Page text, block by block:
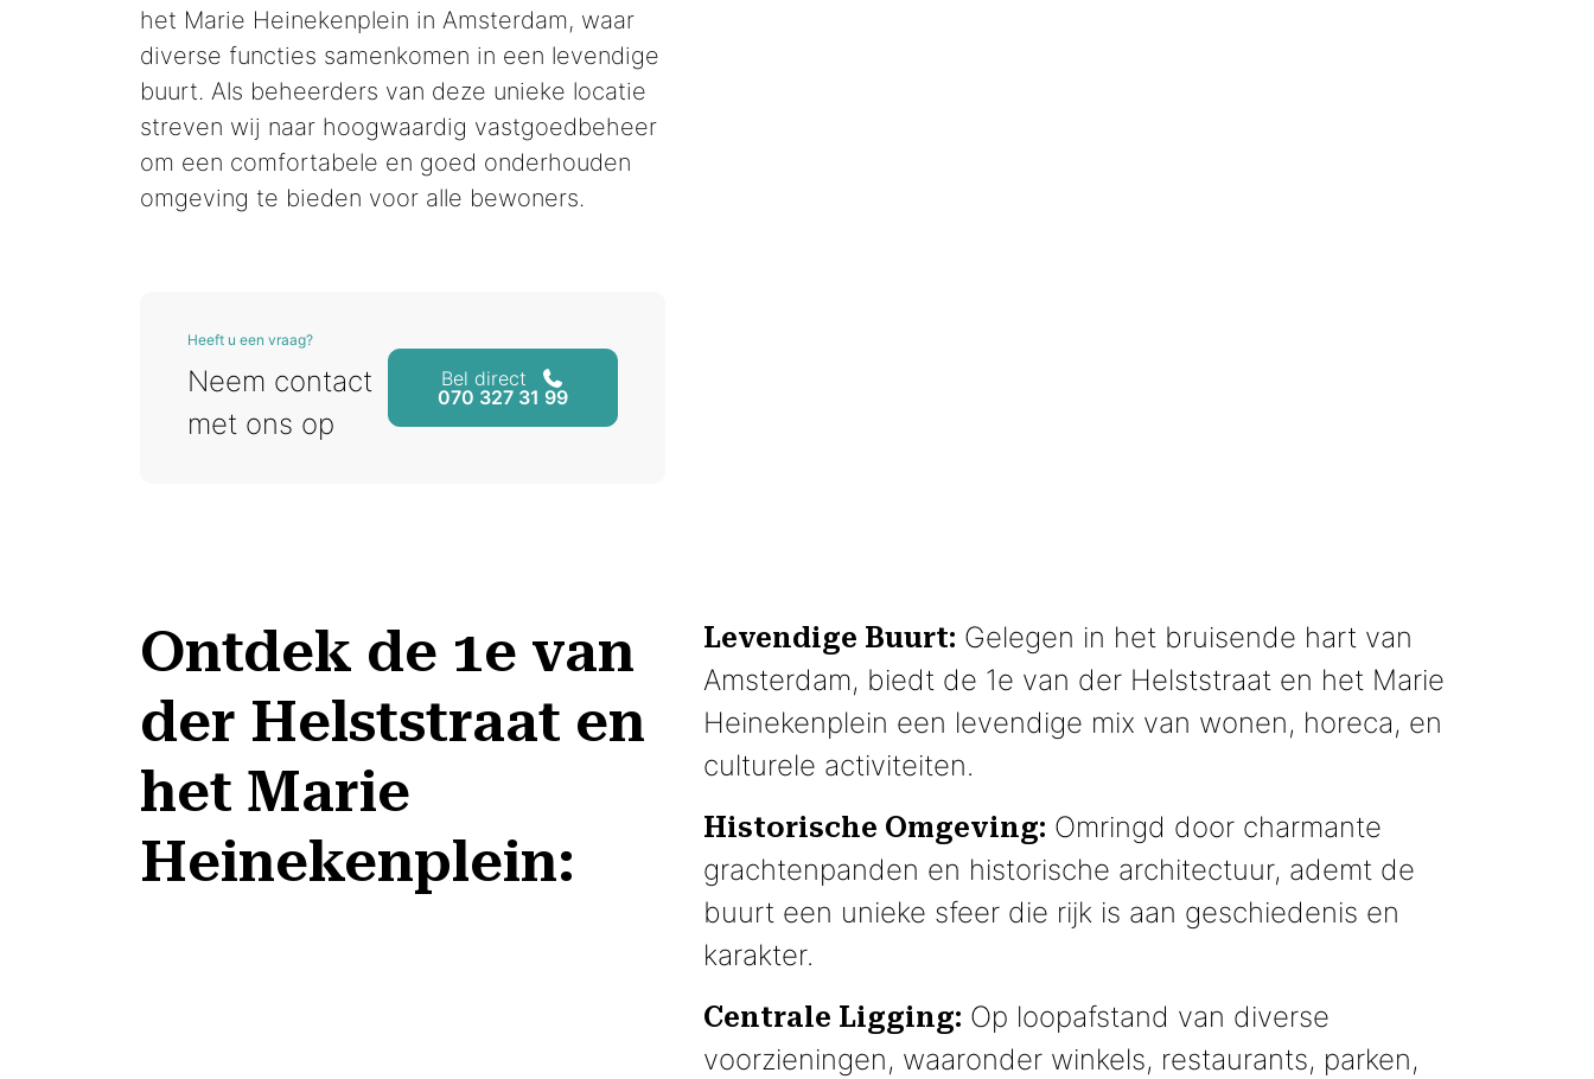
het Marie Heinekenplein in Amsterdam, waar
diverse functies samenkomen in een levendige
buurt. Als beheerders van deze unieke locatie
streven wij naar hoogwaardig vastgoedbeheer
om een comfortabele en goed onderhouden
omgeving te bieden voor alle bewoners.
Heeft u een vraag?
Neem contact
met ons op
Bel direct
070 327 31 99
Ontdek de 1e van
der Helststraat en
het Marie
Heinekenplein:
Levendige Buurt: Gelegen in het bruisende hart van
Amsterdam, biedt de 1e van der Helststraat en het Marie
Heinekenplein een levendige mix van wonen, horeca, en
culturele activiteiten.
Historische Omgeving: Omringd door charmante
grachtenpanden en historische architectuur, ademt de
buurt een unieke sfeer die rijk is aan geschiedenis en
karakter.
Centrale Ligging: Op loopafstand van diverse
voorzieningen, waaronder winkels, restaurants, parken,